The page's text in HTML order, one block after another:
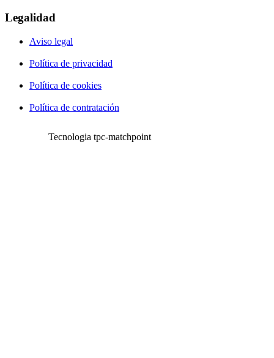
Legalidad
Aviso legal
Política de privacidad
Política de cookies
Política de contratación
Tecnologia tpc-matchpoint